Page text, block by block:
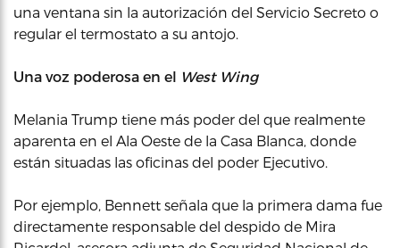
una ventana sin la autorización del Servicio Secreto o
regular el termostato a su antojo.
Una voz poderosa en el West Wing
Melania Trump tiene más poder del que realmente
aparenta en el Ala Oeste de la Casa Blanca, donde
están situadas las oficinas del poder Ejecutivo.
Por ejemplo, Bennett señala que la primera dama fue
directamente responsable del despido de Mira